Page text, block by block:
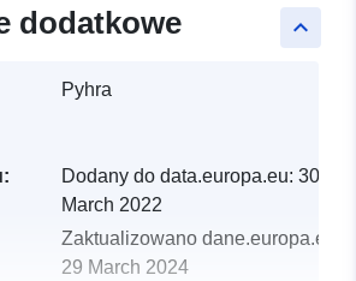
keyboard_arrow_up
dodatkowe
Pyhra
Dodany do data.europa.eu: 30
March 2022
Zaktualizowano dane.europa.eu:
29 March 2024